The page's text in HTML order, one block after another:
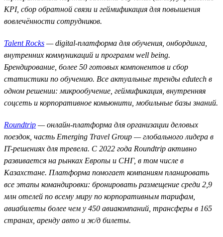
KPI, сбор обратной связи и геймификация для повышения
вовлечённости сотрудников.
Talent Rocks — digital-платформа для обучения, онбординга,
внутренних коммуникаций и программ well being.
Брендирование, более 50 готовых компонентов и сбор
статистики по обучению. Все актуальные тренды edutech в
одном решении: микрообучение, геймификация, внутренняя
соцсеть и корпоративное комьюнити, мобильные базы знаний.
Roundtrip — онлайн-платформа для организации деловых
поездок, часть Emerging Travel Group — глобального лидера в
IT-решениях для тревела. С 2022 года Roundtrip активно
развивается на рынках Европы и СНГ, в том числе в
Казахстане. Платформа помогает компаниям планировать
все этапы командировки: бронировать размещение среди 2,9
млн отелей по всему миру по корпоративным тарифам,
авиабилеты более чем у 450 авиакомпаний, трансферы в 165
странах, аренду авто и ж/д билеты.